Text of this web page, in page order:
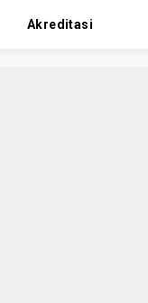
Akreditasi